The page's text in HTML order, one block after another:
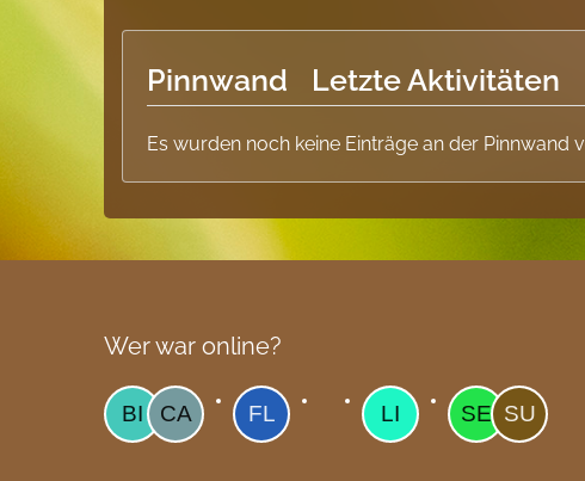
Pinnwand Letzte Aktivitäten
Es wurden noch keine Einträge an der Pinnwand
Wer war online?